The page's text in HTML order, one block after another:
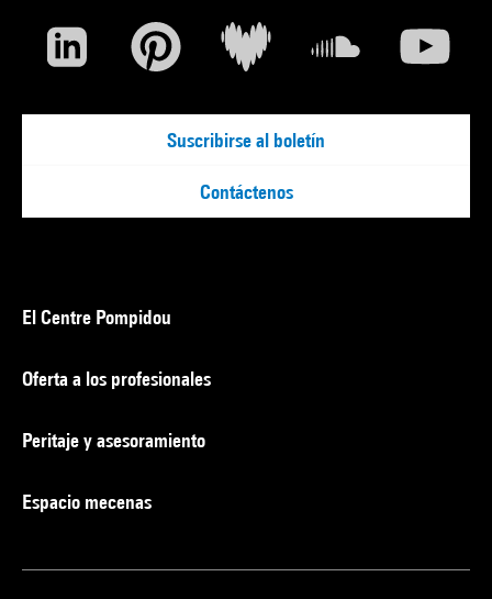
Suscribirse al boletín
Contáctenos
El Centre Pompidou
Oferta a los profesionales
Peritaje y asesoramiento
Espacio mecenas